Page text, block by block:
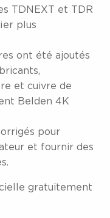
TDNEXT et TDR
plus
ont été ajoutés
et cuivre de
Belden 4K
pour
et fournir des
gratuitement